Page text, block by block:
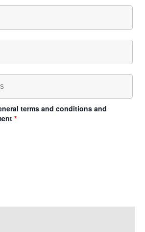
terms and conditions and
*